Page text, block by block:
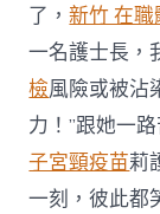
了，新竹 在
一名護士長，
檢風險或被沾
力！”跟她一
子宮頸疫苗莉
一刻，彼此都